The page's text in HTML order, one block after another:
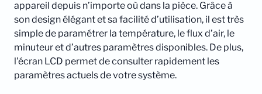
appareil depuis n’importe où dans la pièce. Grâce à
son design élégant et sa facilité d’utilisation, il est très
simple de paramétrer la température, le flux d’air, le
minuteur et d’autres paramètres disponibles. De plus,
l'écran LCD permet de consulter rapidement les
paramètres actuels de votre système.